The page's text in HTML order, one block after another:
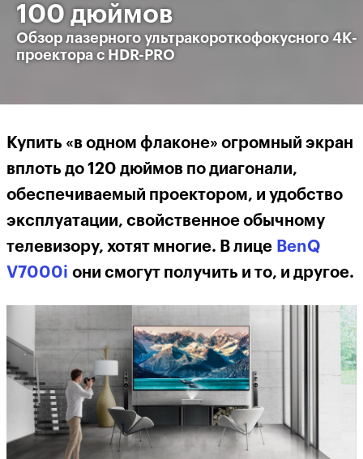
100 дюймов
Обзор лазерного ультракороткофокусного 4K-
проектора с HDR-PRO
Купить «в одном флаконе» огромный экран
вплоть до 120 дюймов по диагонали,
обеспечиваемый проектором, и удобство
эксплуатации, свойственное обычному
телевизору, хотят многие. В лице BenQ
V7000i они смогут получить и то, и другое.